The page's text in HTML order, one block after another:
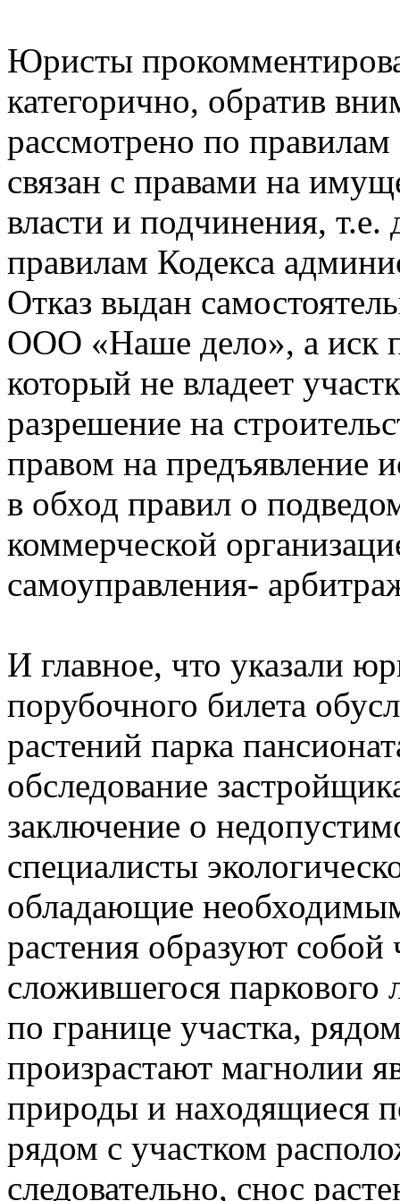
Юристы
категорично, обратив
рассмотрено по
связан с правами на
власти и подчинения,
правилам Кодекса
Отказ выдан
ООО «Наше дело», а иск
который не владеет
разрешение на
правом на предъявление
в обход правил о
коммерческой
самоуправления-
И главное, что указали
порубочного билета
растений парка
обследование
заключение о
специалисты
обладающие
растения образуют собой
сложившегося
по границе участка,
произрастают магнолии
природы и находящиеся
рядом с участком
следовательно, снос